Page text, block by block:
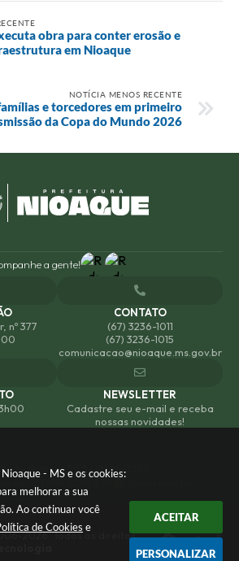
- MS e os cookies:
melhorar a sua
Ao continuar você
de Cookies e
ACEITAR
PERSONALIZAR
obra para conter erosão e
em Nioaque
NOTÍCIA MENOS RECENTE
e torcedores em primeiro
da Copa do Mundo 2026
a gente!
nº 377
CONTATO
(67) 3236-1011
(67) 3236-1015
comunicacao@nioaque.ms.gov.br
NEWSLETTER
Cadastre seu e-mail e receba
nossas novidades!
do Sistema:
3.5.3 - 19/06/2026
em:
2026. Todos os direitos